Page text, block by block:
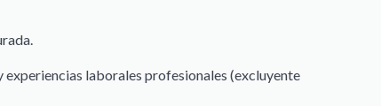
laborales profesionales (excluyente